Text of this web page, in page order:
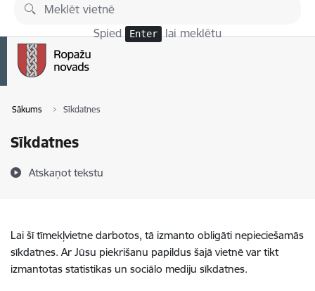
Pāriet uz lapas saturu
Spied Enter lai meklētu
Sākums Sīkdatnes
Sīkdatnes
Atskaņot tekstu
Lai šī tīmekļvietne darbotos, tā izmanto obligāti nepieciešamās
sīkdatnes. Ar Jūsu piekrišanu papildus šajā vietnē var tikt
izmantotas statistikas un sociālo mediju sīkdatnes.